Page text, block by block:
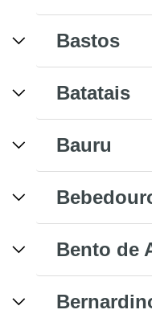
Bastos
Batatais
Bauru
Bento de